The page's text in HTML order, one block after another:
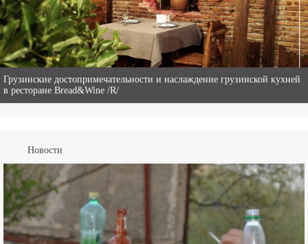
Гиви Абалаки – 86-летний фермер из Горийского муниципалитета